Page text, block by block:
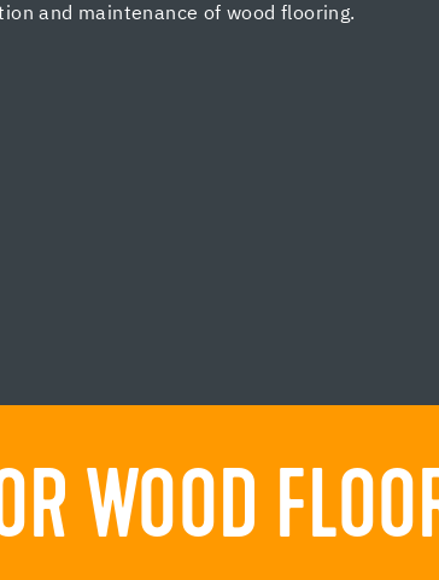
and maintenance of wood flooring.
WOOD